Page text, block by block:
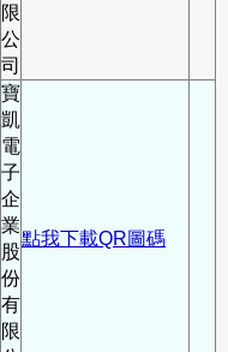
限
公
司
寶
凱
電
子
企
業
股
份
有
限
點我下載QR圖碼